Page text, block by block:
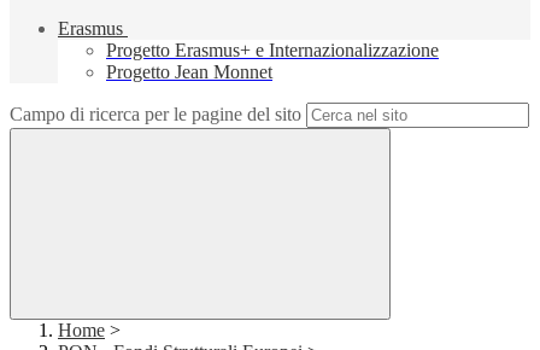
Erasmus
Progetto Erasmus+ e Internazionalizzazione
Progetto Jean Monnet
Campo di ricerca per le pagine del sito
Home >